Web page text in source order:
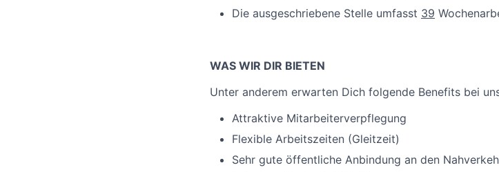
Die ausgeschriebene Stelle umfasst 39
WAS WIR DIR BIETEN
Unter anderem erwarten Dich folgende Benefits bei
Attraktive Mitarbeiterverpflegung
Flexible Arbeitszeiten (Gleitzeit)
Sehr gute öffentliche Anbindung an den